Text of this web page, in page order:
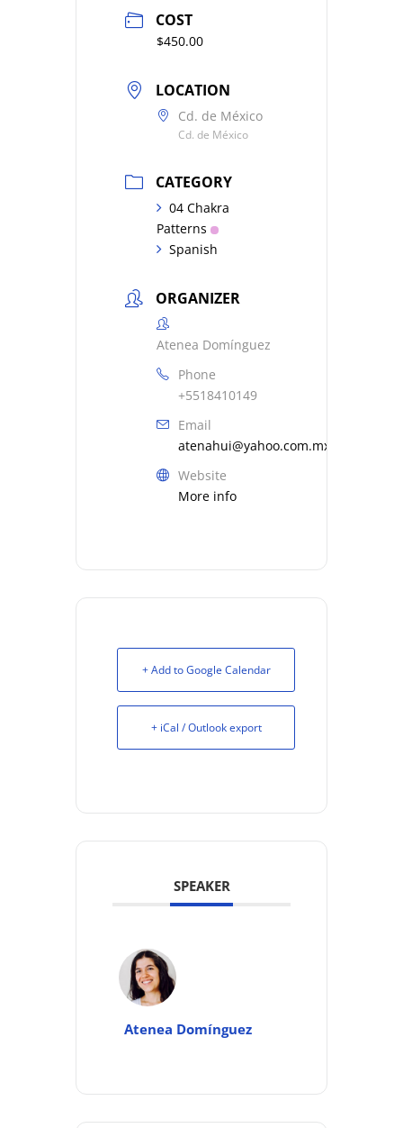
COST
$450.00
LOCATION
Cd. de México
Cd. de México
CATEGORY
04 Chakra
Patterns
Spanish
ORGANIZER
Atenea Domínguez
Phone
+5518410149
Email
atenahui@yahoo.com.mx
Website
More info
+ Add to Google Calendar
+ iCal / Outlook export
SPEAKER
Atenea Domínguez